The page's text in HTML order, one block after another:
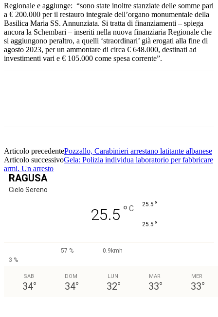
Regionale e aggiunge: “sono state inoltre stanziate delle somme pari
a € 200.000 per il restauro integrale dell’organo monumentale della
Basilica Maria SS. Annunziata. Si tratta di finanziamenti – spiega
ancora la Schembari – inseriti nella nuova finanziaria Regionale che
si aggiungono peraltro, a quelli ‘straordinari’ già erogati alla fine di
agosto 2023, per un ammontare di circa € 648.000, destinati ad
investimenti vari e € 105.000 come spesa corrente”.
Articolo precedentePozzallo, Carabinieri arrestano latitante albanese
Articolo successivoGela: Polizia individua laboratorio per fabbricare
armi. Un arresto
RAGUSA
Cielo Sereno
25.5 ° C 25.5 °
25.5 °
57 %
0.9kmh
3 %
SAB
34°
DOM
34°
LUN
32°
MAR
33°
MER
33°